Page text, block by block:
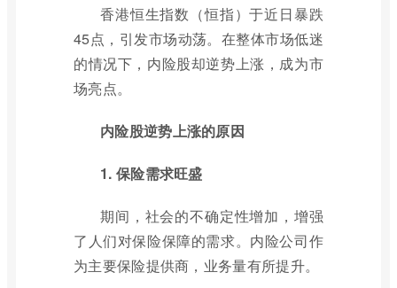
香港恒生指数（恒指）于近日暴跌
45点，引发市场动荡。在整体市场低迷
的情况下，内险股却逆势上涨，成为市
场亮点。
内险股逆势上涨的原因
1. 保险需求旺盛
期间，社会的不确定性增加，增强
了人们对保险保障的需求。内险公司作
为主要保险提供商，业务量有所提升。